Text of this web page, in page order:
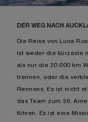
DER WEG NACH
Die Reise von Luna
ist weder die kürzeste
als nur die 20.000 km
trennen, oder die
Rennens. Es ist nicht
das Team zum 36.
führen. Es ist eine